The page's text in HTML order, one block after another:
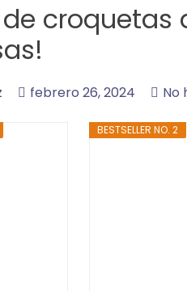
croquetas
febrero 26, 2024 No
BESTSELLER NO. 2